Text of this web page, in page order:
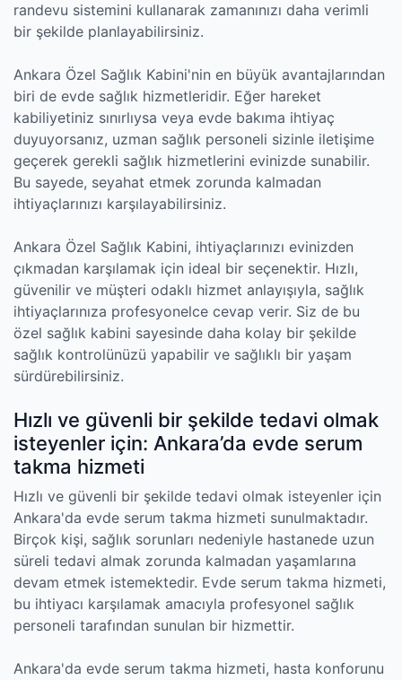
randevu sistemini kullanarak zamanınızı daha verimli
bir şekilde planlayabilirsiniz.
Ankara Özel Sağlık Kabini'nin en büyük avantajlarından
biri de evde sağlık hizmetleridir. Eğer hareket
kabiliyetiniz sınırlıysa veya evde bakıma ihtiyaç
duyuyorsanız, uzman sağlık personeli sizinle iletişime
geçerek gerekli sağlık hizmetlerini evinizde sunabilir.
Bu sayede, seyahat etmek zorunda kalmadan
ihtiyaçlarınızı karşılayabilirsiniz.
Ankara Özel Sağlık Kabini, ihtiyaçlarınızı evinizden
çıkmadan karşılamak için ideal bir seçenektir. Hızlı,
güvenilir ve müşteri odaklı hizmet anlayışıyla, sağlık
ihtiyaçlarınıza profesyonelce cevap verir. Siz de bu
özel sağlık kabini sayesinde daha kolay bir şekilde
sağlık kontrolünüzü yapabilir ve sağlıklı bir yaşam
sürdürebilirsiniz.
Hızlı ve güvenli bir şekilde tedavi olmak
isteyenler için: Ankara’da evde serum
takma hizmeti
Hızlı ve güvenli bir şekilde tedavi olmak isteyenler için
Ankara'da evde serum takma hizmeti sunulmaktadır.
Birçok kişi, sağlık sorunları nedeniyle hastanede uzun
süreli tedavi almak zorunda kalmadan yaşamlarına
devam etmek istemektedir. Evde serum takma hizmeti,
bu ihtiyacı karşılamak amacıyla profesyonel sağlık
personeli tarafından sunulan bir hizmettir.
Ankara'da evde serum takma hizmeti, hasta konforunu